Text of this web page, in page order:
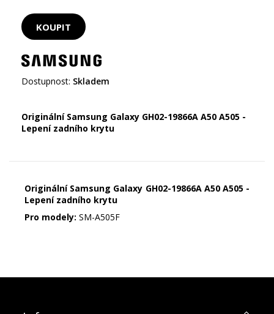
Dostupnost: Skladem
Originální Samsung Galaxy GH02-19866A A50 A505 -
Lepení zadního krytu
Originální Samsung Galaxy GH02-19866A A50 A505 -
Lepení zadního krytu
Pro modely: SM-A505F